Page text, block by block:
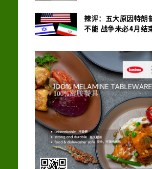
辣评：五大原因特朗
不能 战争未必4月结